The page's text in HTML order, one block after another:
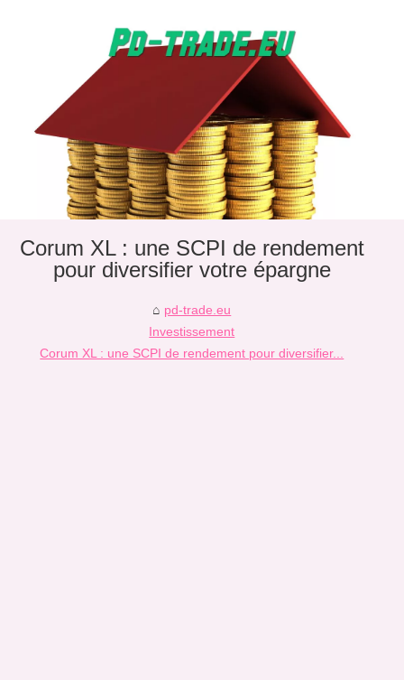
Corum XL : une SCPI de rendement
pour diversifier votre épargne
pd-trade.eu
Investissement
Corum XL : une SCPI de rendement pour diversifier...